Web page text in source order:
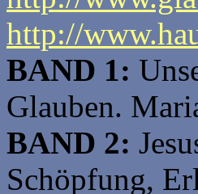
http://
BAND 1:
Glauben.
BAND 2:
Schöpfung,